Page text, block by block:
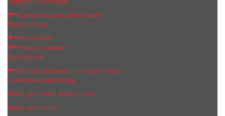
Средства для депиляции
Воскоплавы
Косметика
Уход за лицом
Для бритья
Крема, пилинги, гели для лица
Сыворотки для лица
Крем для кожи вокруг глаз
Крем для лица